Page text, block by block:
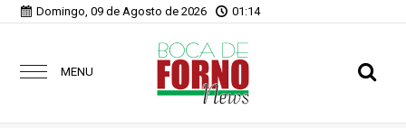
Domingo, 09 de Agosto de 2026 01:14
MENU